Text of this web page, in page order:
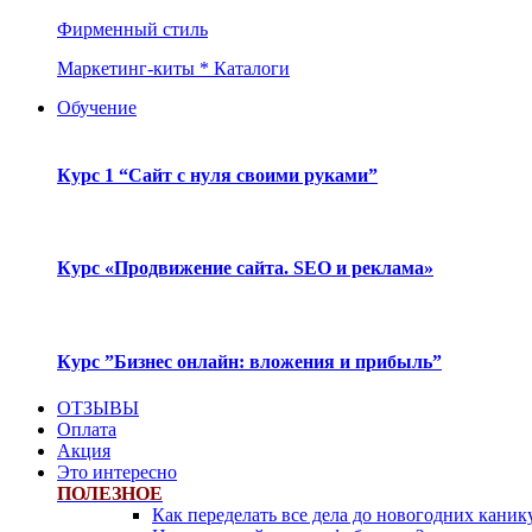
Фирменный стиль
Маркетинг-киты * Каталоги
Обучение
Курс 1 “Сайт с нуля своими руками”
Курс «Продвижение сайта. SEO и реклама»
Курс ”Бизнес онлайн: вложения и прибыль”
ОТЗЫВЫ
Оплата
Акция
Это интересно
ПОЛЕЗНОЕ
Как переделать все дела до новогодних